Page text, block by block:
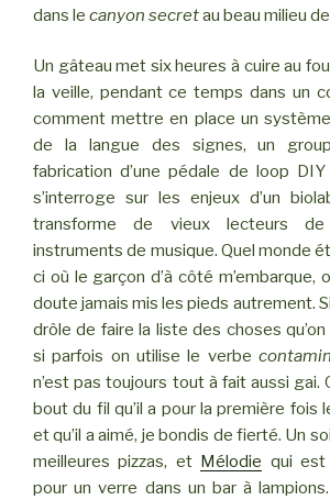
dans le canyon secretau beau milieu
Un gâteau met six heures à cuire au
la veille, pendant ce temps dans un
comment mettre en place un
de la langue des signes, un
fabrication d’une pédale de loop
s’interroge sur les enjeux d’un
transforme de vieux lecteurs
instruments de musique. Quel monde
ci où le garçon d’à côté m’embarque,
doute jamais mis les pieds autrement.
drôle de faire la liste des choses qu’on
si parfois on utilise le verbe
n’est pas toujours tout à fait aussi gai.
bout du fil qu’il a pour la première fois
et qu’il a aimé, je bondis de fierté. Un
meilleures pizzas, et Mélodie qui est
pour un verre dans un bar à